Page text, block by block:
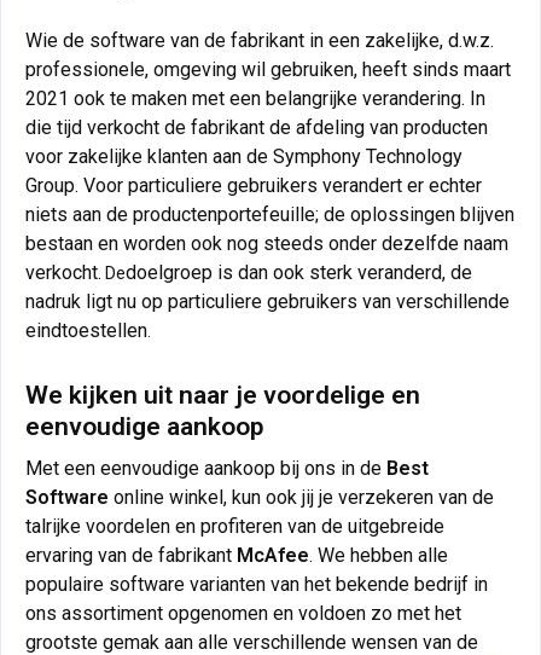
Wie de software van de fabrikant in een zakelijke, d.w.z.
professionele, omgeving wil gebruiken, heeft sinds maart
2021 ook te maken met een belangrijke verandering. In
die tijd verkocht de fabrikant de afdeling van producten
voor zakelijke klanten aan de Symphony Technology
Group. Voor particuliere gebruikers verandert er echter
niets aan de productenportefeuille; de oplossingen blijven
bestaan en worden ook nog steeds onder dezelfde naam
verkocht. Dedoelgroep is dan ook sterk veranderd, de
nadruk ligt nu op particuliere gebruikers van verschillende
eindtoestellen
We kijken uit naar je voordelige en
eenvoudige aankoop
Met een eenvoudige aankoop bij ons in de Best
Software online winkel, kun ook jij je verzekeren van de
talrijke voordelen en profiteren van de uitgebreide
ervaring van de fabrikant McAfee. We hebben alle
populaire software varianten van het bekende bedrijf in
ons assortiment opgenomen en voldoen zo met het
grootste gemak aan alle verschillende wensen van de